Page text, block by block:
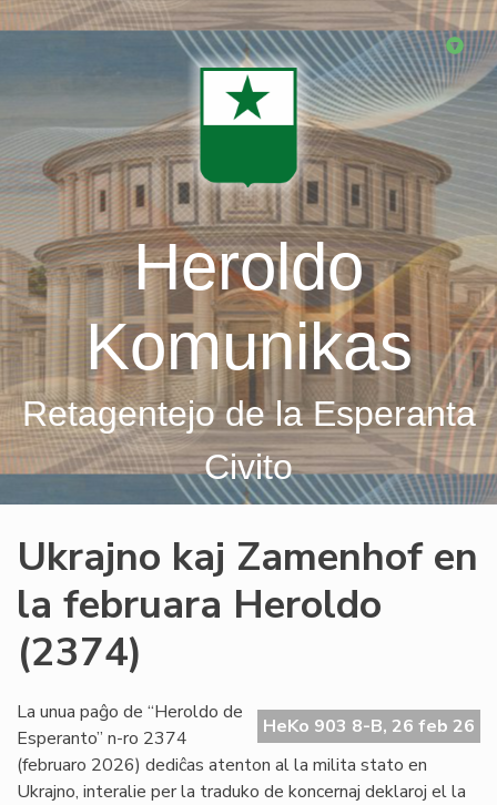
Skip
Heroldo
Komunikas
Retagentejo de la Esperanta
Civito
Ukrajno kaj Zamenhof en
la februara Heroldo
(2374)
HeKo 903 8-B, 26 feb 26
La unua paĝo de “Heroldo de
Esperanto” n-ro 2374
(februaro 2026) dediĉas atenton al la milita stato en
Ukrajno, interalie per la traduko de koncernaj deklaroj el la